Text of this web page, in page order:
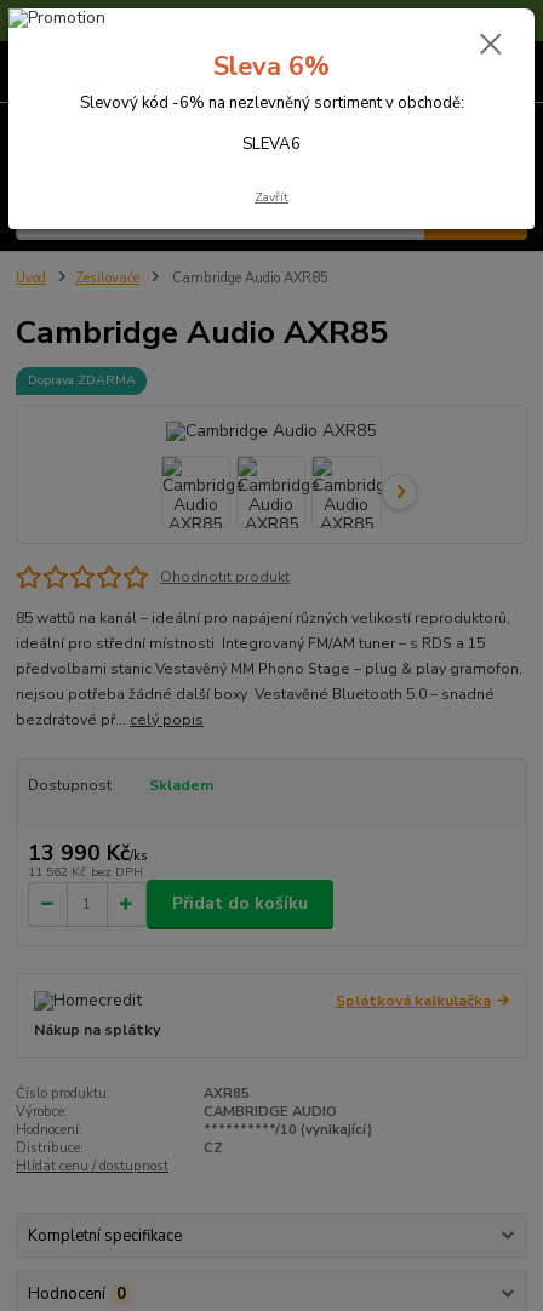
Sleva 6% na nezlevněné zboží s kódem SLEVA6
Úvod Zesilovače Cambridge Audio AXR85
Cambridge Audio AXR85
Doprava ZDARMA
Ohodnotit produkt
85 wattů na kanál – ideální pro napájení různých velikostí reproduktorů,
ideální pro střední místnosti Integrovaný FM/AM tuner – s RDS a 15
předvolbami stanic Vestavěný MM Phono Stage – plug & play gramofon,
nejsou potřeba žádné další boxy Vestavěné Bluetooth 5.0 – snadné
bezdrátové př... celý popis
Dostupnost Skladem
13 990 Kč/ks
11 562 Kč bez DPH
Přidat do košíku
Splátková kalkulačka
Nákup na splátky
Číslo produktu:
AXR85
Výrobce:
CAMBRIDGE AUDIO
Hodnocení:
**********/10 (vynikající)
Distribuce:
CZ
Hlídat cenu / dostupnost
Kompletní specifikace
Hodnocení 0
Sleva 6%
Slevový kód -6% na nezlevněný sortiment v obchodě:
SLEVA6
Zavřít